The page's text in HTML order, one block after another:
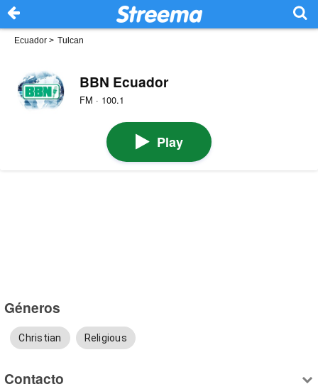
Ecuador > Tulcan
BBN Ecuador
FM · 100.1
Play
Géneros
Christian Religious
Contacto